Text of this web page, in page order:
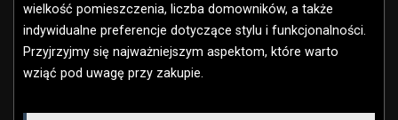
wielkość pomieszczenia, liczba domowników, a także
indywidualne preferencje dotyczące stylu i funkcjonalności.
Przyjrzyjmy się najważniejszym aspektom, które warto
wziąć pod uwagę przy zakupie.